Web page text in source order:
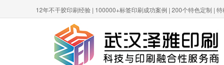
12年不干胶印刷经验 | 100000+标签印刷成功案例 | 200个特色定制 |